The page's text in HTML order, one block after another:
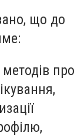
що до
про